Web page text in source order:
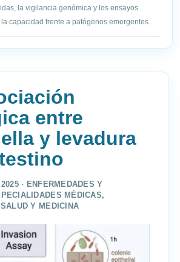
la vigilancia genómica y los ensayos
capacidad frente a patógenos emergentes.
entre
y levadura
· ENFERMEDADES Y
MÉDICAS,
SALUD Y MEDICINA